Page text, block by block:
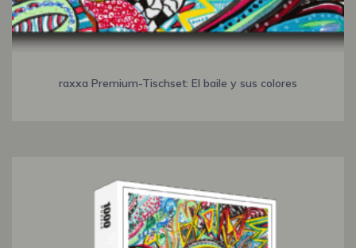
raxxa Premium-Tischset: El baile y sus colores